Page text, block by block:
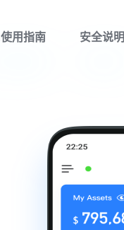
用指南 安全说明